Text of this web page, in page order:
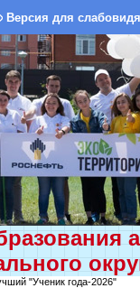
Версия для
"Ученик года-2026"